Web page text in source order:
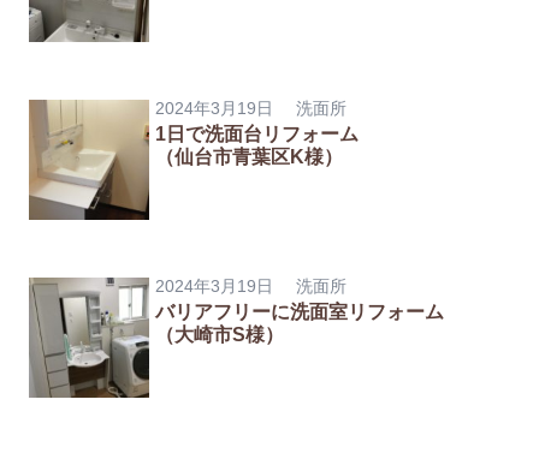
2024年3月19日 洗面所
1日で洗面台リフォーム
（仙台市青葉区K様）
2024年3月19日 洗面所
バリアフリーに洗面室リフォーム
（大崎市S様）